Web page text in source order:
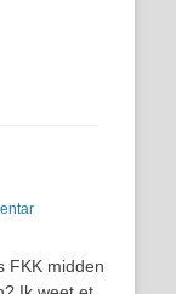
FKK midden